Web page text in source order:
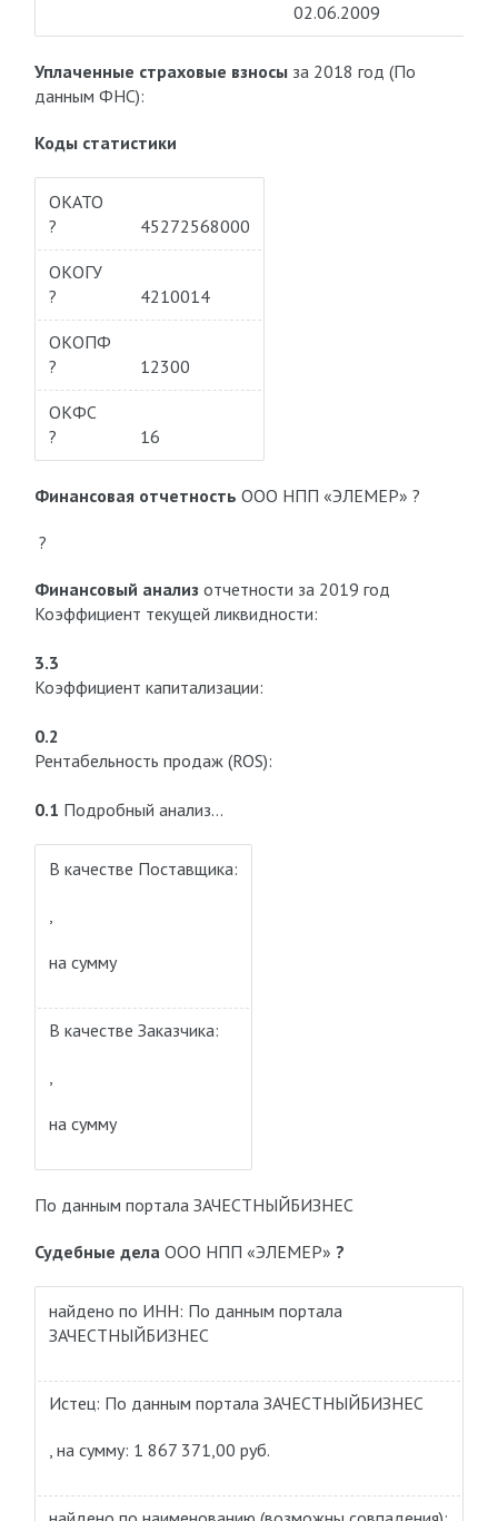
02.06.2009
Уплаченные страховые взносыза 2018 год (По
данным ФНС):
Коды статистики
ОКАТО
?
45272568000
ОКОГУ
?
4210014
ОКОПФ
?
12300
ОКФС
?
16
Финансовая отчетность ООО НПП «ЭЛЕМЕР» ?
?
Финансовый анализ отчетности за 2019 год
Коэффициент текущей ликвидности:
3.3
Коэффициент капитализации:
0.2
Рентабельность продаж (ROS):
0.1 Подробный анализ…
В качестве Поставщика:
,
на сумму
В качестве Заказчика:
,
на сумму
По данным портала ЗАЧЕСТНЫЙБИЗНЕС
Судебные делаООО НПП «ЭЛЕМЕР» ?
найдено по ИНН: По данным портала
ЗАЧЕСТНЫЙБИЗНЕС
Истец: По данным портала ЗАЧЕСТНЫЙБИЗНЕС
, на сумму: 1 867 371,00 руб.